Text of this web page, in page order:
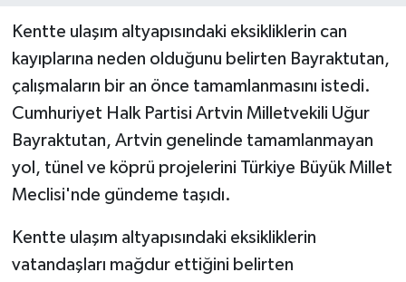
Kentte ulaşım altyapısındaki eksikliklerin can
kayıplarına neden olduğunu belirten Bayraktutan,
çalışmaların bir an önce tamamlanmasını istedi.
Cumhuriyet Halk Partisi Artvin Milletvekili Uğur
Bayraktutan, Artvin genelinde tamamlanmayan
yol, tünel ve köprü projelerini Türkiye Büyük Millet
Meclisi'nde gündeme taşıdı.
Kentte ulaşım altyapısındaki eksikliklerin
vatandaşları mağdur ettiğini belirten